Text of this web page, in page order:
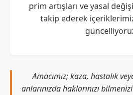
prim artışları ve yasal
takip ederek
Amacımız; kaza, hastalık
anlarınızda haklarınızı